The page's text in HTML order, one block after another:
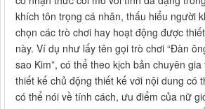
khích tôn trọng cá nhân, thấu hiểu người
chọn các trò chơi hay hoạt động được
này. Ví dụ như lấy tên gọi trò chơi “Đàn
sao Kim”, có thể theo kịch bản chuyên
thiết kế chủ động thiết kế với nội dung có
có thể nói về tính cách, ưu điểm của nữ